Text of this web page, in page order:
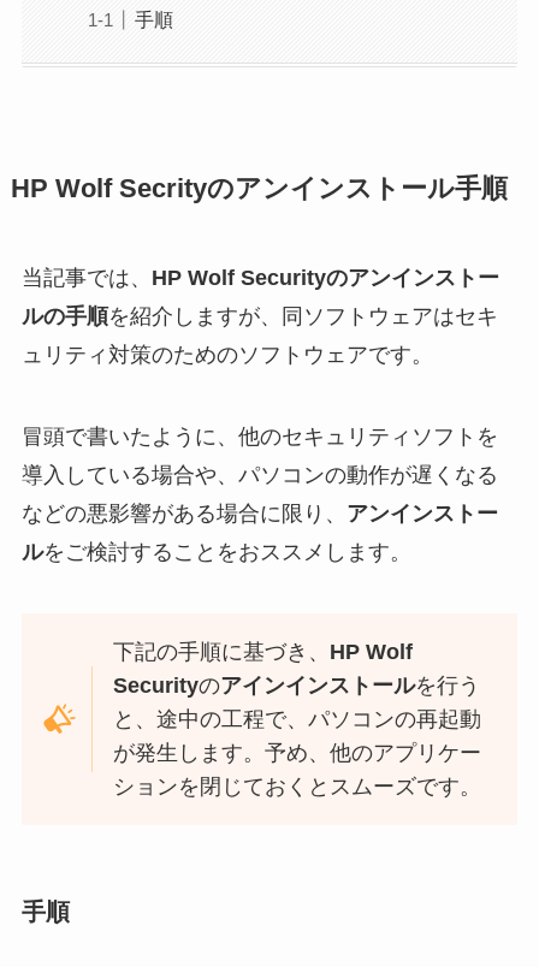
手順
HP Wolf Secrityのアンインストール手順
当記事では、 HP Wolf Securityのアンインストー
ルの手順を紹介しますが、同ソフトウェアはセキ
ュリティ対策のためのソフトウェアです。
冒頭で書いたように、他のセキュリティソフトを
導入している場合や、パソコンの動作が遅くなる
などの悪影響がある場合に限り、 アンインストー
ルをご検討することをおススメします。
下記の手順に基づき、 HP Wolf
Securityのアインインストールを行う
と、途中の工程で、パソコンの再起動
が発生します。予め、他のアプリケー
ションを閉じておくとスムーズです。
手順